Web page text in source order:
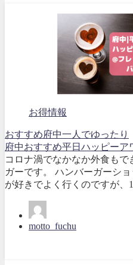
お得情報
おすすめ府中一人でゆったり
府中おすすめ平日ハッピー
コロナ渦でなかなか外食も
ガーです。 ハンバーガーシ
が好きでよく行くのですが、
motto_fuchu